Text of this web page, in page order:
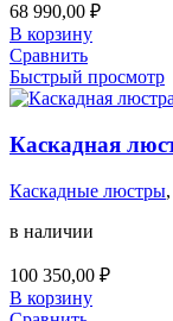
68 990,00 ₽
В корзину
Сравнить
Быстрый просмотр
Каскадная
Каскадные люстры,
в наличии
100 350,00 ₽
В корзину